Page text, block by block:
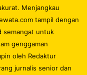
Menjangkau
tampil dengan
semangat untuk
genggaman
oleh Redaktur
jurnalis senior dan